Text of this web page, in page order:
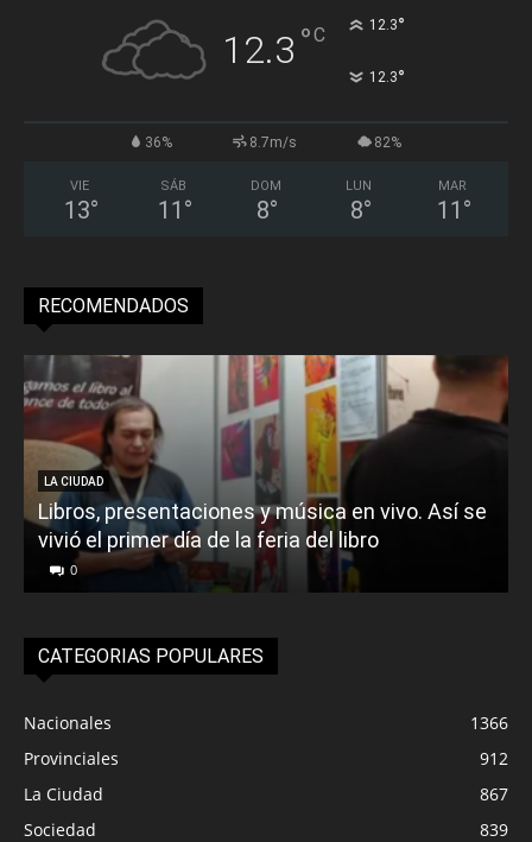
12.3 °C 12.3°
12.3°
36% 8.7m/s 82%
VIE
13°
SÁB
11 °
DOM
8°
LUN
8°
MAR
11 °
RECOMENDADOS
LA CIUDAD
Libros, presentaciones y música en vivo. Así se
vivió el primer día de la feria del libro
0
CATEGORIAS POPULARES
Nacionales
1366
Provinciales
912
La Ciudad
867
Sociedad
839